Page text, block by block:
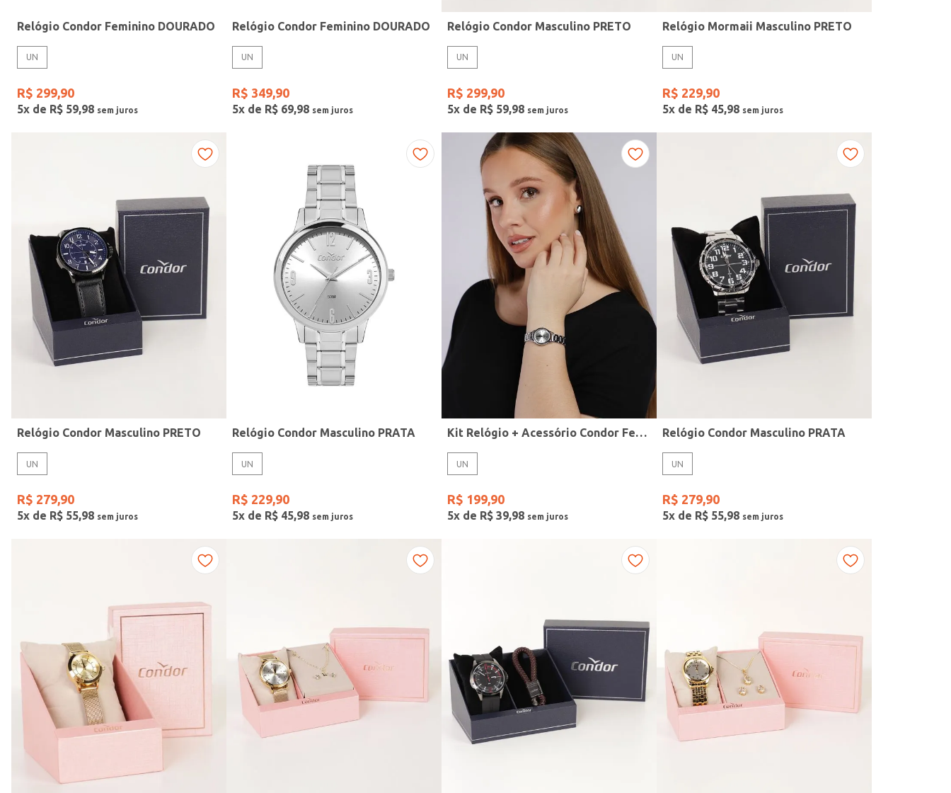
Modelo
Relógio Condor Feminino DOURADO
UN
R$ 299,90
5x de R$ 59,98
Relógio Condor Feminino DOURADO
UN
R$ 349,90
5x de R$ 69,98
Relógio Condor Masculino PRETO
UN
R$ 299,90
5x de R$ 59,98
Relógio Mormaii Masculino PRETO
UN
R$ 229,90
5x de R$ 45,98
Relógio Condor Masculino PRETO
UN
R$ 279,90
5x de R$ 55,98
Relógio Condor Masculino PRATA
UN
R$ 229,90
5x de R$ 45,98
Kit Relógio + Acessório Condor Feminino PRATA
UN
R$ 199,90
5x de R$ 39,98
Relógio Condor Masculino PRATA
UN
R$ 279,90
5x de R$ 55,98